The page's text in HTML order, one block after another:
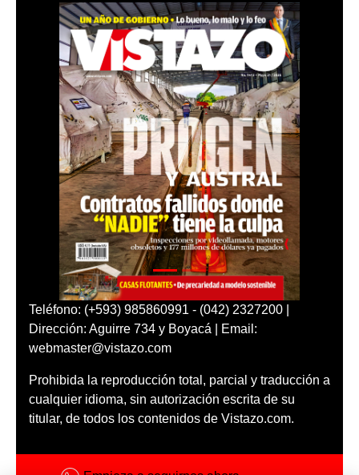
Teléfono: (+593) 985860991 - (042) 2327200 |
Dirección: Aguirre 734 y Boyacá | Email:
webmaster@vistazo.com
Prohibida la reproducción total, parcial y traducción a
cualquier idioma, sin autorización escrita de su
titular, de todos los contenidos de Vistazo.com.